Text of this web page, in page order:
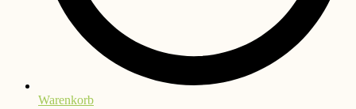
Warenkorb